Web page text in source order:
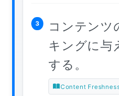
3
コンテンツ
キングに与
する。
Content